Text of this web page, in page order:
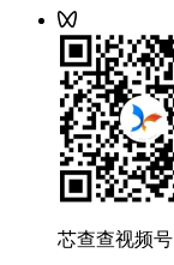
芯查查视频号